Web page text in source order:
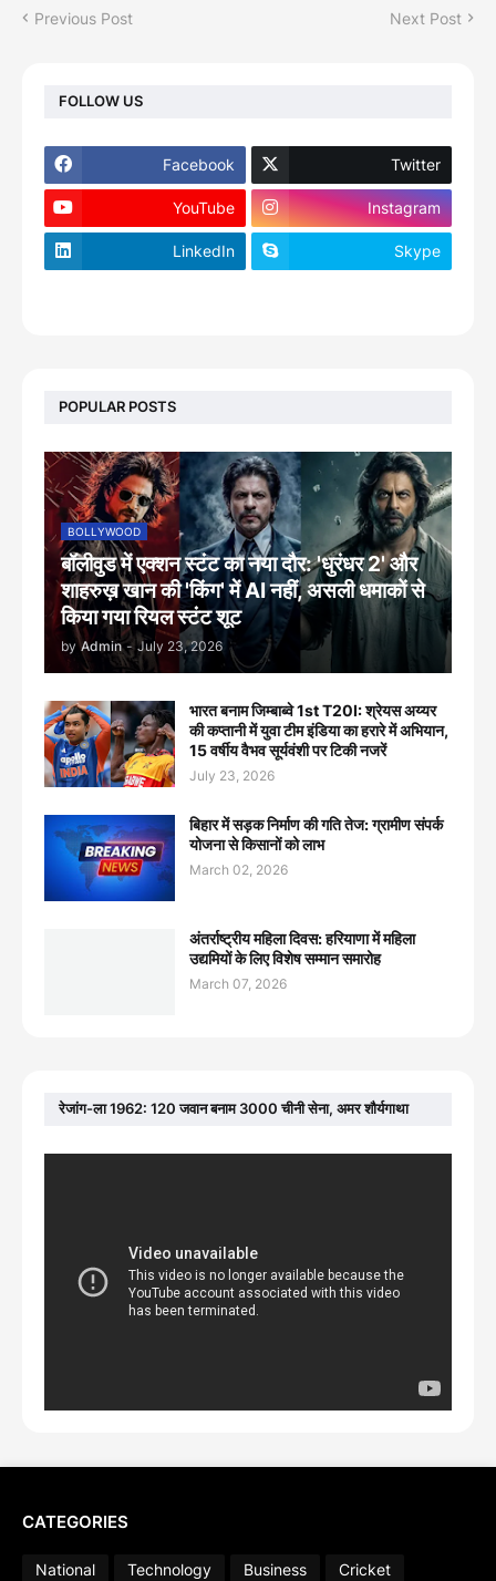
Previous Post Next Post
FOLLOW US
Facebook Twitter
YouTube Instagram
LinkedIn Skype
POPULAR POSTS
BOLLYWOOD
बॉलीवुड में एक्शन स्टंट का नया दौर: 'धुरंधर 2' और
शाहरुख़ खान की 'किंग' में AI नहीं, असली धमाकों से
किया गया रियल स्टंट शूट
by Admin - July 23, 2026
भारत बनाम जिम्बाब्वे 1st T20I: श्रेयस अय्यर
की कप्तानी में युवा टीम इंडिया का हरारे में अभियान,
15 वर्षीय वैभव सूर्यवंशी पर टिकी नजरें
July 23, 2026
बिहार में सड़क निर्माण की गति तेज: ग्रामीण संपर्क
योजना से किसानों को लाभ
March 02, 2026
अंतर्राष्ट्रीय महिला दिवस: हरियाणा में महिला
उद्यमियों के लिए विशेष सम्मान समारोह
March 07, 2026
रेजांग-ला 1962: 120 जवान बनाम 3000 चीनी सेना, अमर शौर्यगाथा
CATEGORIES
National Technology Business
Cricket